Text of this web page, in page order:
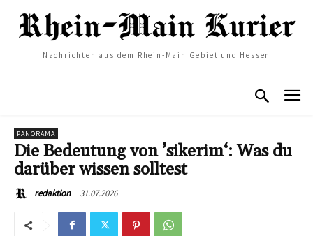
Nachrichten aus dem Rhein-Main Gebiet und Hessen
PANORAMA
Die Bedeutung von ’sikerim‘: Was du
darüber wissen solltest
redaktion 31.07.2026